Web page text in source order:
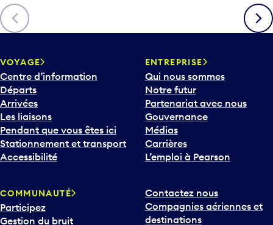
è
c
h
v
e
r
s
l
e
b
a
o
u
r
Précédent
VOYAGE
Centre d’information
Départs
Arrivées
Les liaisons
Pendant que vous êtes ici
Stationnement et transport
Accessibilité
ENTREPRISE
Qui nous sommes
Notre futur
Partenariat avec nous
Gouvernance
Médias
Carrières
L’emploi à Pearson
COMMUNAUTÉ
Participez
Gestion du bruit
Contactez nous
Compagnies aériennes et
destinations